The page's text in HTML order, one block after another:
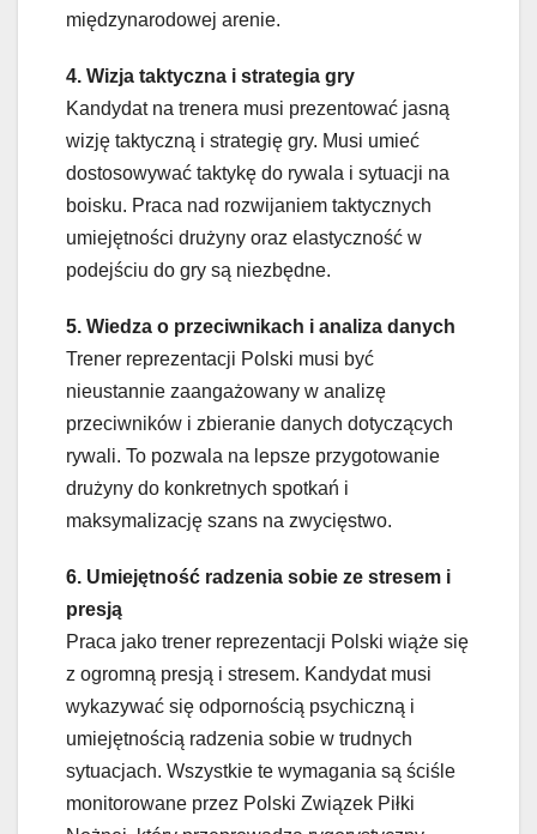
międzynarodowej arenie.
4. Wizja taktyczna i strategia gry
Kandydat na trenera musi prezentować jasną
wizję taktyczną i strategię gry. Musi umieć
dostosowywać taktykę do rywala i sytuacji na
boisku. Praca nad rozwijaniem taktycznych
umiejętności drużyny oraz elastyczność w
podejściu do gry są niezbędne.
5. Wiedza o przeciwnikach i analiza danych
Trener reprezentacji Polski musi być
nieustannie zaangażowany w analizę
przeciwników i zbieranie danych dotyczących
rywali. To pozwala na lepsze przygotowanie
drużyny do konkretnych spotkań i
maksymalizację szans na zwycięstwo.
6. Umiejętność radzenia sobie ze stresem i
presją
Praca jako trener reprezentacji Polski wiąże się
z ogromną presją i stresem. Kandydat musi
wykazywać się odpornością psychiczną i
umiejętnością radzenia sobie w trudnych
sytuacjach. Wszystkie te wymagania są ściśle
monitorowane przez Polski Związek Piłki